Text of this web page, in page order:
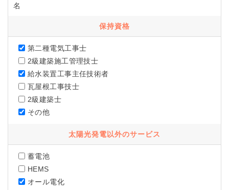
名
保持資格
第二種電気工事士
2級建築施工管理技士
給水装置工事主任技術者
瓦屋根工事技士
2級建築士
その他
太陽光発電以外のサービス
蓄電池
HEMS
オール電化